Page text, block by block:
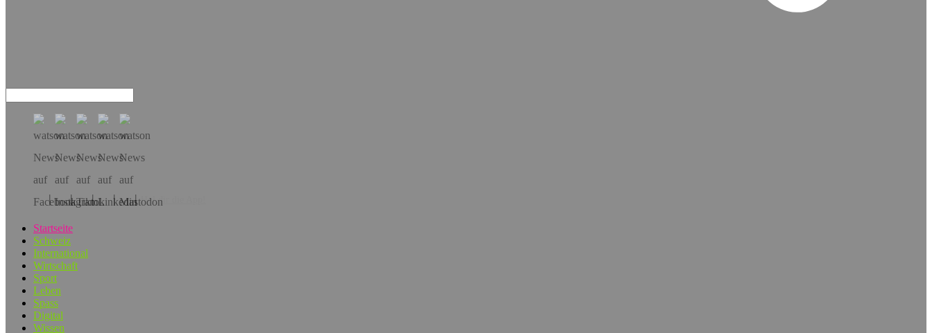
Hol dir die App!
Startseite
Schweiz
International
Wirtschaft
Sport
Leben
Spass
Digital
Wissen